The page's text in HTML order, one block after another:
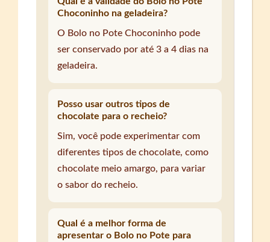
Choconinho na geladeira?
O Bolo no Pote Choconinho pode
ser conservado por até 3 a 4 dias na
geladeira.
Posso usar outros tipos de
chocolate para o recheio?
Sim, você pode experimentar com
diferentes tipos de chocolate, como
chocolate meio amargo, para variar
o sabor do recheio.
Qual é a melhor forma de
apresentar o Bolo no Pote para